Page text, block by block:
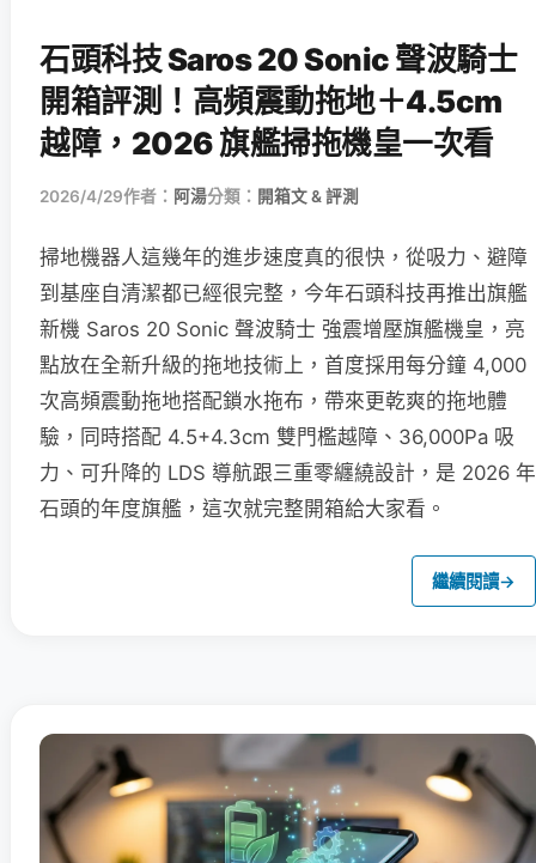
石頭科技 Saros 20 Sonic 聲波騎士
開箱評測！高頻震動拖地＋4.5cm
越障，2026 旗艦掃拖機皇一次看
2026/4/29作者： 阿湯分類： 開箱文 & 評測
掃地機器人這幾年的進步速度真的很快，從吸力、避障
到基座自清潔都已經很完整，今年石頭科技再推出旗艦
新機 Saros 20 Sonic 聲波騎士 強震增壓旗艦機皇，亮
點放在全新升級的拖地技術上，首度採用每分鐘 4,000
次高頻震動拖地搭配鎖水拖布，帶來更乾爽的拖地體
驗，同時搭配 4.5+4.3cm 雙門檻越障、36,000Pa 吸
力、可升降的 LDS 導航跟三重零纏繞設計，是 2026 年
石頭的年度旗艦，這次就完整開箱給大家看。
繼續閱讀→